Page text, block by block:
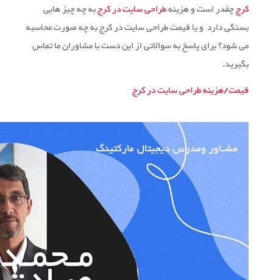
کرجچقدر است و هزینهطراحی سایت در کرجبه چه چیز هایی
بستگی دارد و یا قیمت طراحی سایت در کرج به چه صورت محاسبه
می شود؟ برای پاسخ به سوالاتی از این دست با مشاوران ما تماس
بگیرید.
قیمت/هزینه طراحی سایت در کرج